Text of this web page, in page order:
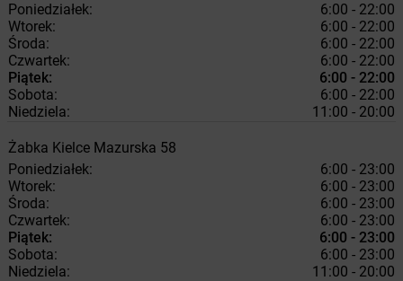
Poniedziałek:
6:00 - 22:00
Wtorek:
6:00 - 22:00
Środa:
6:00 - 22:00
Czwartek:
6:00 - 22:00
Piątek:
6:00 - 22:00
Sobota:
6:00 - 22:00
Niedziela:
11:00 - 20:00
Żabka Kielce Mazurska 58
Poniedziałek:
6:00 - 23:00
Wtorek:
6:00 - 23:00
Środa:
6:00 - 23:00
Czwartek:
6:00 - 23:00
Piątek:
6:00 - 23:00
Sobota:
6:00 - 23:00
Niedziela:
11:00 - 20:00